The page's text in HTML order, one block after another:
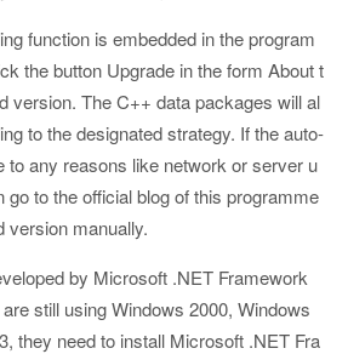
function is embedded in the program
the button Upgrade in the form About t
version. The C++ data packages will al
to the designated strategy. If the auto-
to any reasons like network or server u
go to the official blog of this programme
version manually.
by Microsoft .NET Framework
still using Windows 2000, Windows
they need to install Microsoft .NET Fra